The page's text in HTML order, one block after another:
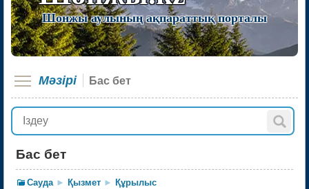
Шонжы аулының ақпараттық порталы
Мәзірi Бас бет
Бас бет
Сауда ► Қызмет ► Құрылыс